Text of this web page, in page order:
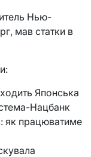
Нью-
мав статки в
Японська
Нацбанк
як працюватиме